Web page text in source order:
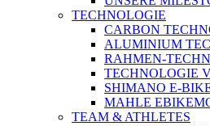
TECHNOLOGIE
CARBON
ALUMINIUM
RAHMEN-
TECHNOLOGIE
SHIMANO E-
MAHLE
TEAM & ATHLETES